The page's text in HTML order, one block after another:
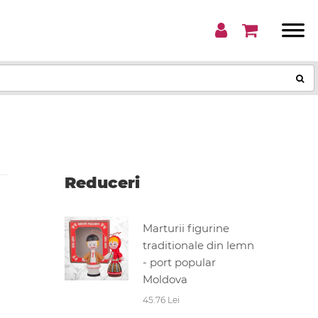
Reduceri
Marturii figurine
traditionale din lemn
- port popular
Moldova
45.76 Lei